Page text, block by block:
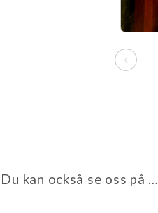
Du kan också se oss på …